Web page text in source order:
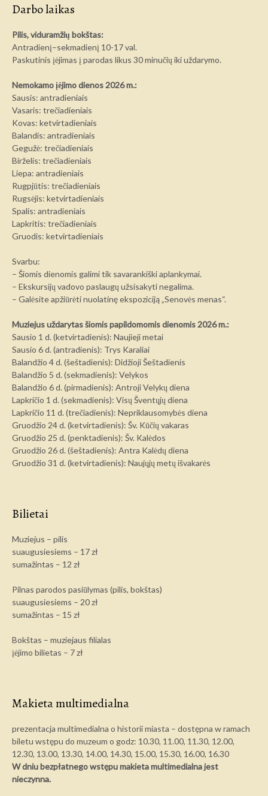
Darbo laikas
Pilis, viduramžių bokštas:
Antradienį–sekmadienį 10-17 val.
Paskutinis įėjimas į parodas likus 30 minučių iki uždarymo.
Nemokamo įėjimo dienos 2026 m.:
Sausis: antradieniais
Vasaris: trečiadieniais
Kovas: ketvirtadieniais
Balandis: antradieniais
Gegužė: trečiadieniais
Birželis: trečiadieniais
Liepa: antradieniais
Rugpjūtis: trečiadieniais
Rugsėjis: ketvirtadieniais
Spalis: antradieniais
Lapkritis: trečiadieniais
Gruodis: ketvirtadieniais
Svarbu:
– Šiomis dienomis galimi tik savarankiški aplankymai.
– Ekskursijų vadovo paslaugų užsisakyti negalima.
– Galėsite apžiūrėti nuolatinę ekspoziciją „Senovės menas“.
Muziejus uždarytas šiomis papildomomis dienomis 2026 m.:
Sausio 1 d. (ketvirtadienis): Naujieji metai
Sausio 6 d. (antradienis): Trys Karaliai
Balandžio 4 d. (šeštadienis): Didžioji Šeštadienis
Balandžio 5 d. (sekmadienis): Velykos
Balandžio 6 d. (pirmadienis): Antroji Velykų diena
Lapkričio 1 d. (sekmadienis): Visų Šventųjų diena
Lapkričio 11 d. (trečiadienis): Nepriklausomybės diena
Gruodžio 24 d. (ketvirtadienis): Šv. Kūčių vakaras
Gruodžio 25 d. (penktadienis): Šv. Kalėdos
Gruodžio 26 d. (šeštadienis): Antra Kalėdų diena
Gruodžio 31 d. (ketvirtadienis): Naujųjų metų išvakarės
Bilietai
Muziejus – pilis
suaugusiesiems – 17 zł
sumažintas – 12 zł
Pilnas parodos pasiūlymas (pilis, bokštas)
suaugusiesiems – 20 zł
sumažintas – 15 zł
Bokštas – muziejaus filialas
įėjimo bilietas – 7 zł
Makieta multimedialna
prezentacja multimedialna o historii miasta – dostępna w ramach
biletu wstępu do muzeum o godz: 10.30, 11.00, 11.30, 12.00,
12.30, 13.00, 13.30, 14.00, 14.30, 15.00, 15.30, 16.00, 16.30
W dniu bezpłatnego wstępu makieta multimedialna jest
nieczynna.